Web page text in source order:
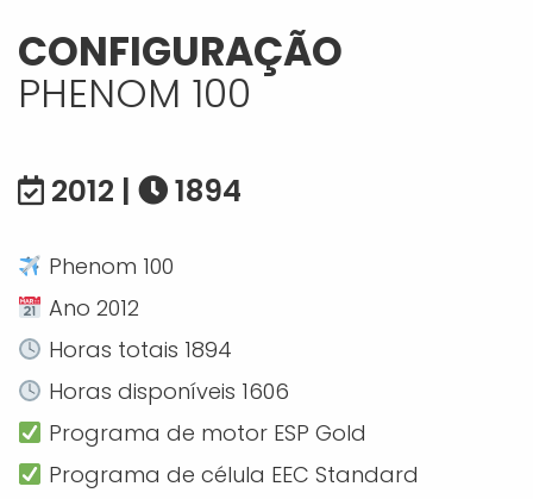
CONFIGURAÇÃO
PHENOM 100
2012 | 1894
Phenom 100
Ano 2012
Horas totais 1894
Horas disponíveis 1606
Programa de motor ESP Gold
Programa de célula EEC Standard